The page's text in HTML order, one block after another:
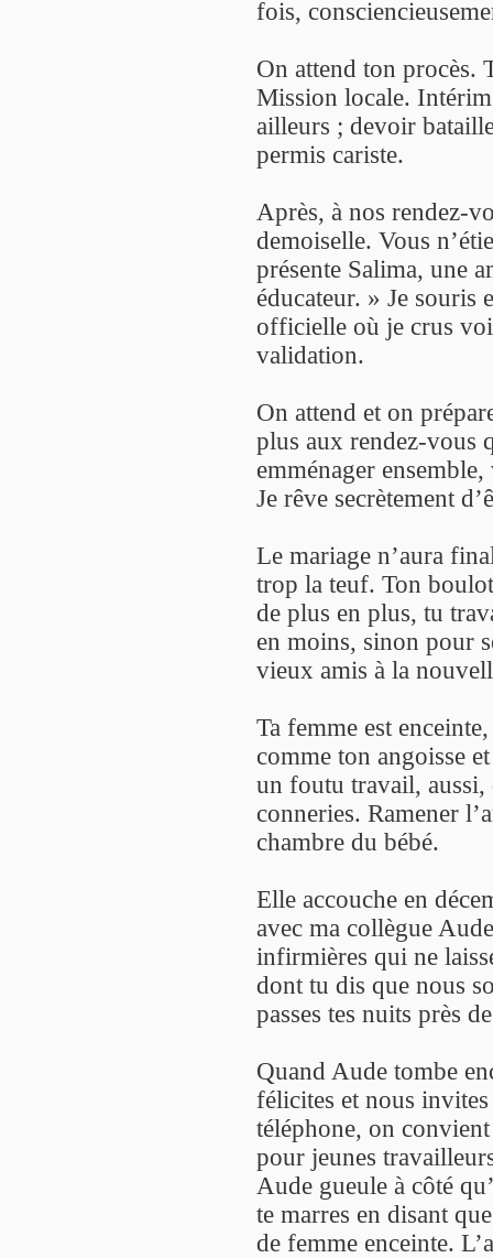
fois,
On attend ton procès.
Mission locale.
ailleurs ; devoir
permis cariste.
Après, à nos rendez-
demoiselle. Vous
présente Salima, une
éducateur. » Je souris
officielle où je crus
validation.
On attend et on
plus aux rendez-vous
emménager
Je rêve secrètement
Le mariage n’aura
trop la teuf. Ton
de plus en plus, tu
en moins, sinon pour
vieux amis à la
Ta femme est
comme ton angoisse
un foutu travail, aussi,
conneries. Ramener
chambre du bébé.
Elle accouche en
avec ma collègue
infirmières qui ne
dont tu dis que nous
passes tes nuits près
Quand Aude tombe
félicites et nous
téléphone, on
pour jeunes
Aude gueule à côté
te marres en disant
de femme enceinte.